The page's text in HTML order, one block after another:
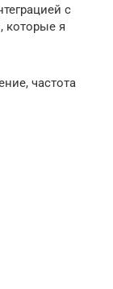
с
которые я
частота